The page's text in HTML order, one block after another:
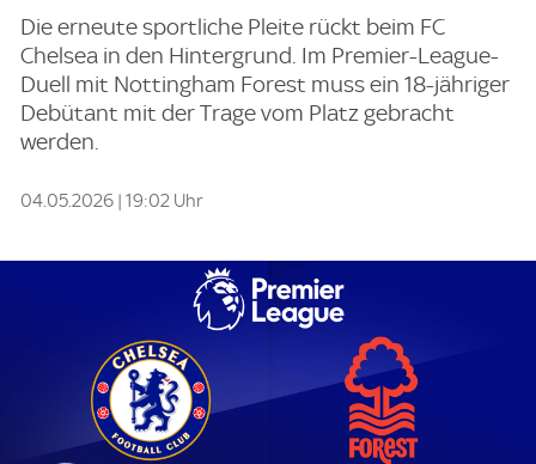
Die erneute sportliche Pleite rückt beim FC
Chelsea in den Hintergrund. Im Premier-League-
Duell mit Nottingham Forest muss ein 18-jähriger
Debütant mit der Trage vom Platz gebracht
werden.
04.05.2026 | 19:02 Uhr